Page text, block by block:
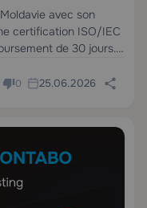
avec son
certification ISO/IEC
de 30 jours.
dédiés et bare
0 25.06.2026